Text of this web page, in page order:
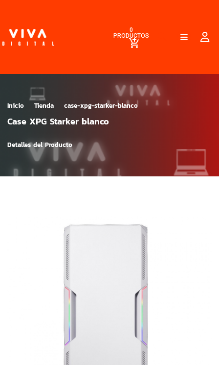
0
PRODUCTOS
Inicio Tienda case-xpg-starker-blanco
Case XPG Starker blanco
Detalles del Producto